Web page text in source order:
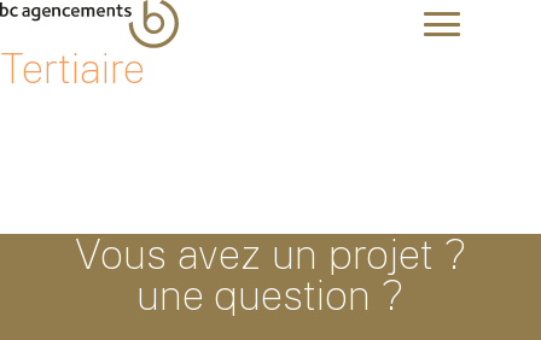
Tertiaire
Vous avez un projet ?
une question ?